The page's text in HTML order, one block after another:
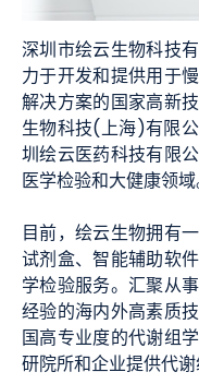
深圳市绘云生物科技
力于开发和提供用于
解决方案的国家高新
生物科技(上海)有限
圳绘云医药科技有限
医学检验和大健康领域
目前，绘云生物拥有
试剂盒、智能辅助软
学检验服务。汇聚从
经验的海内外高素质
国高专业度的代谢组
研院所和企业提供代